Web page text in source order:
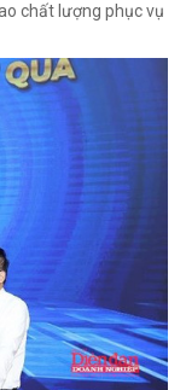
chất lượng phục vụ